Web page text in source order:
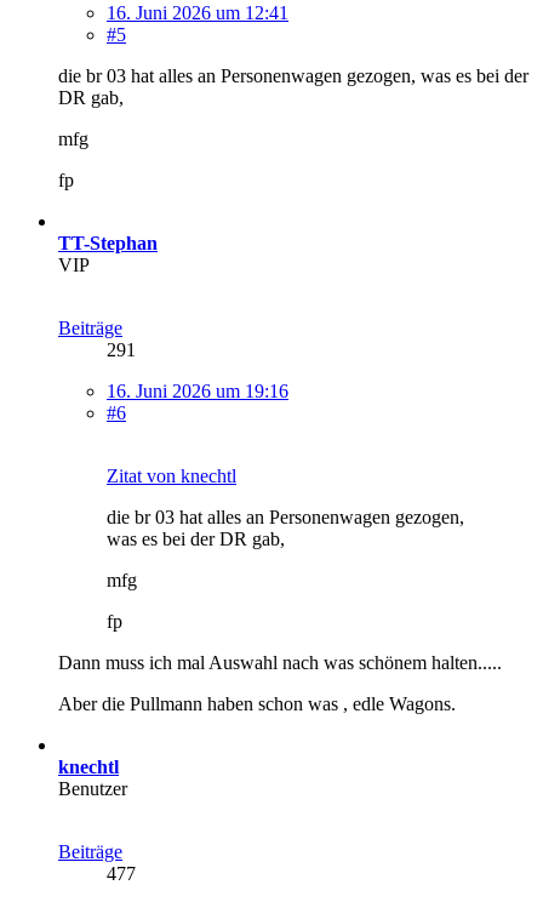
16. Juni 2026 um 12:41
#5
die br 03 hat alles an Personenwagen gezogen, was es bei der
DR gab,
mfg
fp
TT-Stephan
VIP
Beiträge
291
16. Juni 2026 um 19:16
#6
Zitat von knechtl
die br 03 hat alles an Personenwagen gezogen,
was es bei der DR gab,
mfg
fp
Dann muss ich mal Auswahl nach was schönem halten.....
Aber die Pullmann haben schon was , edle Wagons.
knechtl
Benutzer
Beiträge
477